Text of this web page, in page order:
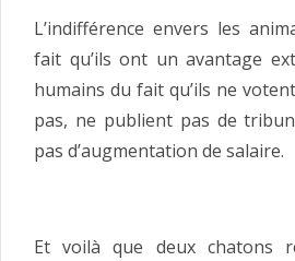
L’indifférence envers les
fait qu’ils ont un avantage
humains du fait qu’ils ne
pas, ne publient pas de
pas d’augmentation de salaire.
Et voilà que deux chatons